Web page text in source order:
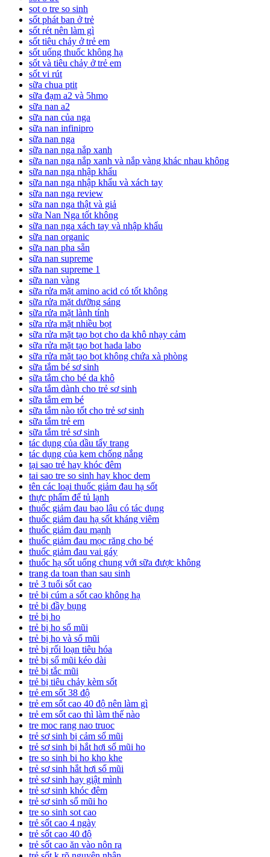
sot o tre so sinh
sốt phát ban ở trẻ
sốt rét nên làm gì
sốt tiêu chảy ở trẻ em
sốt uống thuốc không hạ
sốt và tiêu chảy ở trẻ em
sốt vi rút
sữa chua ptit
sữa đạm a2 và 5hmo
sữa nan a2
sữa nan của nga
sữa nan infinipro
sữa nan nga
sữa nan nga nắp xanh
sữa nan nga nắp xanh và nắp vàng khác nhau không
sữa nan nga nhập khẩu
sữa nan nga nhập khẩu và xách tay
sữa nan nga review
sữa nan nga thật và giả
sữa Nan Nga tốt không
sữa nan nga xách tay và nhập khẩu
sữa nan organic
sữa nan pha sẵn
sữa nan supreme
sữa nan supreme 1
sữa nan vàng
sữa rửa mặt amino acid có tốt không
sữa rửa mặt dưỡng sáng
sữa rửa mặt lành tính
sữa rửa mặt nhiều bọt
sữa rửa mặt tạo bọt cho da khô nhạy cảm
sữa rửa mặt tạo bọt hada labo
sữa rửa mặt tạo bọt không chứa xà phòng
sữa tắm bé sơ sinh
sữa tắm cho bé da khô
sữa tắm dành cho trẻ sơ sinh
sữa tắm em bé
sữa tắm nào tốt cho trẻ sơ sinh
sữa tắm trẻ em
sữa tắm trẻ sơ sinh
tác dụng của dầu tẩy trang
tác dụng của kem chống nắng
tại sao trẻ hay khóc đêm
tai sao tre so sinh hay khoc dem
tên các loại thuốc giảm đau hạ sốt
thực phẩm để tủ lạnh
thuốc giảm đau bao lâu có tác dụng
thuốc giảm đau hạ sốt kháng viêm
thuốc giảm đau mạnh
thuốc giảm đau mọc răng cho bé
thuốc giảm đau vai gáy
thuốc hạ sốt uống chung với sữa được không
trang da toan than sau sinh
trẻ 3 tuổi sốt cao
trẻ bị cúm a sốt cao không hạ
trẻ bị đầy bụng
trẻ bị ho
trẻ bị ho sổ mũi
trẻ bị ho và sổ mũi
trẻ bị rối loạn tiêu hóa
trẻ bị sổ mũi kéo dài
trẻ bị tắc mũi
trẻ bị tiêu chảy kèm sốt
trẻ em sốt 38 độ
trẻ em sốt cao 40 độ nên làm gì
trẻ em sốt cao thì làm thế nào
tre moc rang nao truoc
trẻ sơ sinh bị cảm sổ mũi
trẻ sơ sinh bị hắt hơi sổ mũi ho
tre so sinh bi ho kho khe
trẻ sơ sinh hắt hơi sổ mũi
trẻ sơ sinh hay giật mình
trẻ sơ sinh khóc đêm
trẻ sơ sinh sổ mũi ho
tre so sinh sot cao
trẻ sốt cao 4 ngày
trẻ sốt cao 40 độ
trẻ sốt cao ăn vào nôn ra